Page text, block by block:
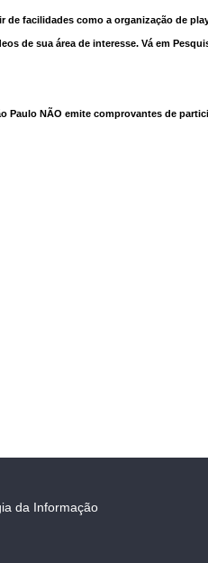
de facilidades como a organização de
de sua área de interesse. Vá em
Paulo NÃO emite comprovantes de
da Informação